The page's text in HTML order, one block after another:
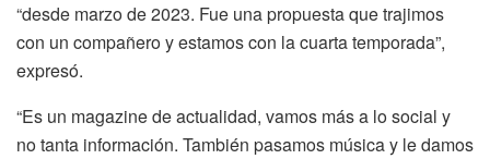
“desde marzo de 2023. Fue una propuesta que trajimos
con un compañero y estamos con la cuarta temporada”,
expresó.
“Es un magazine de actualidad, vamos más a lo social y
no tanta información. También pasamos música y le damos